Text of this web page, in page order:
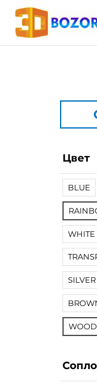
Цвет
BLUE
WHITE
SILVER
WOOD
Сопло